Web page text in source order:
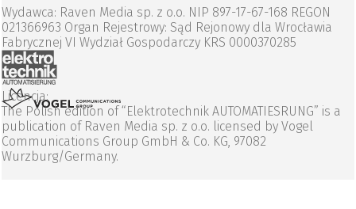
Wydawca: Raven Media sp. z o.o. NIP 897-17-67-168 REGON
021366963 Organ Rejestrowy: Sąd Rejonowy dla Wrocławia
Fabrycznej VI Wydział Gospodarczy KRS 0000370285
Licencja:
The Polish edition of “Elektrotechnik AUTOMATIESRUNG” is a
publication of Raven Media sp. z o.o. licensed by Vogel
Communications Group GmbH & Co. KG, 97082
Wurzburg/Germany.